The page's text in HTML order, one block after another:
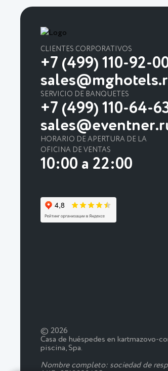
CLIENTES CORPORATIVOS
+7 (499) 110-92-
SERVICIO DE BANQUETES
+7 (499) 110-64-
HORARIO DE APERTURA DE LA
OFICINA DE VENTAS
10:00 a 22:00
© 2026
Casa de huéspedes en kartmazovo-
piscina, Spa.
Nombre completo: sociedad de